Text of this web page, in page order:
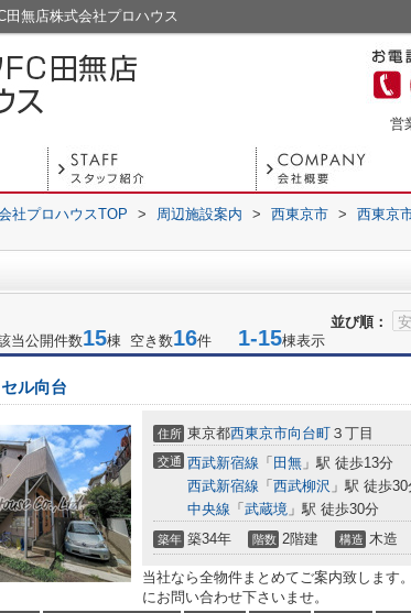
無店株式会社プロハウス
営
社プロハウスTOP > 周辺施設案内 > 西東京市 > 西東京
並び順：
当公開件数15棟 空き数16件 1-15棟表示
ル向台
住所 東京都西東京市向台町 ３丁目
交通 西武新宿線 「 田無 」駅 徒歩13分
西武新宿線 「 西武柳沢 」駅 徒歩30
中央線 「 武蔵境 」駅 徒歩30分
築年 築34年 階数 2階建 構造 木造
当社なら全物件まとめてご案内致します
にお問い合わせ下さいませ。